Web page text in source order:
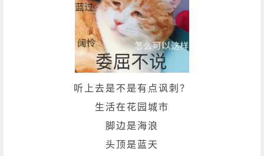
听上去是不是有点讽刺？
生活在花园城市
脚边是海浪
头顶是蓝天